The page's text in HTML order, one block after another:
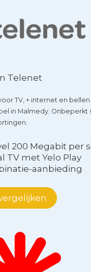
Telenet
TV, + internet en bellen
in Malmedy. Onbeperkt
200 Megabit per
TV met Yelo Play
aanbieding